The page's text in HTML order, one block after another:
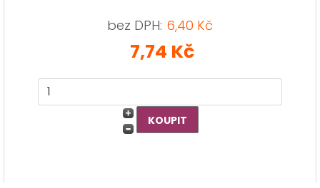
bez DPH: 6,40 Kč
7,74 Kč